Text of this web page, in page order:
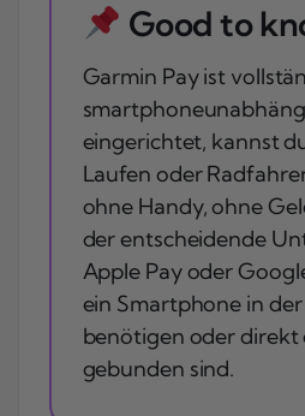
Good to
Garmin Pay ist
eingerichtet, kannst
Laufen oder
ohne Handy, ohne
der entscheidende
Apple Pay oder
ein Smartphone in
benötigen oder direkt
gebunden sind.